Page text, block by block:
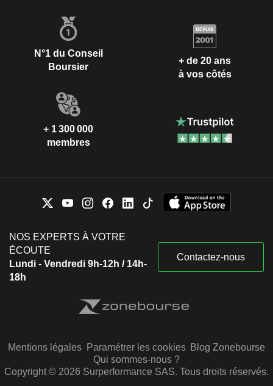
N°1 du Conseil
Boursier
+ de 20 ans
à vos côtés
+ 1 300 000
membres
NOS EXPERTS À VOTRE
ÉCOUTE
Lundi - Vendredi 9h-12h / 14h-
18h
Contactez-nous
Mentions légales Paramétrer les cookies Blog Zonebourse
Qui sommes-nous ?
Copyright © 2026 Surperformance SAS. Tous droits réservés.